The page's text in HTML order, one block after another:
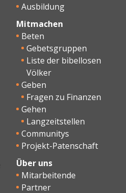
Ausbildung
Mitmachen
Beten
Gebetsgruppen
Liste der bibellosen
Völker
Geben
Fragen zu Finanzen
Gehen
Langzeitstellen
Communitys
Projekt-Patenschaft
Über uns
Mitarbeitende
Partner